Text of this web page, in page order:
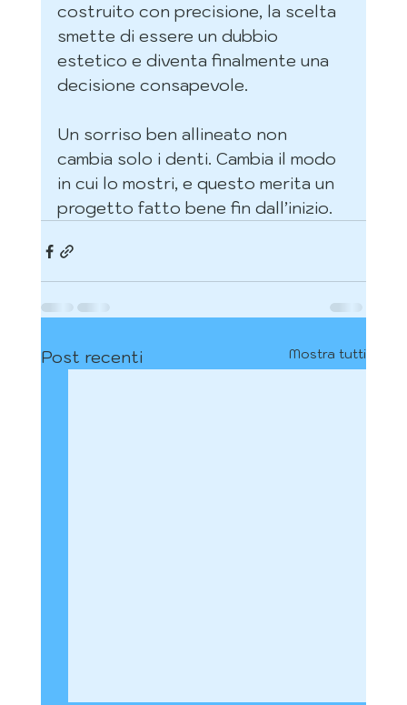
costruito con precisione, la scelta
smette di essere un dubbio
estetico e diventa finalmente una
decisione consapevole.
Un sorriso ben allineato non
cambia solo i denti. Cambia il modo
in cui lo mostri, e questo merita un
progetto fatto bene fin dall’inizio.
Post recenti Mostra tutti